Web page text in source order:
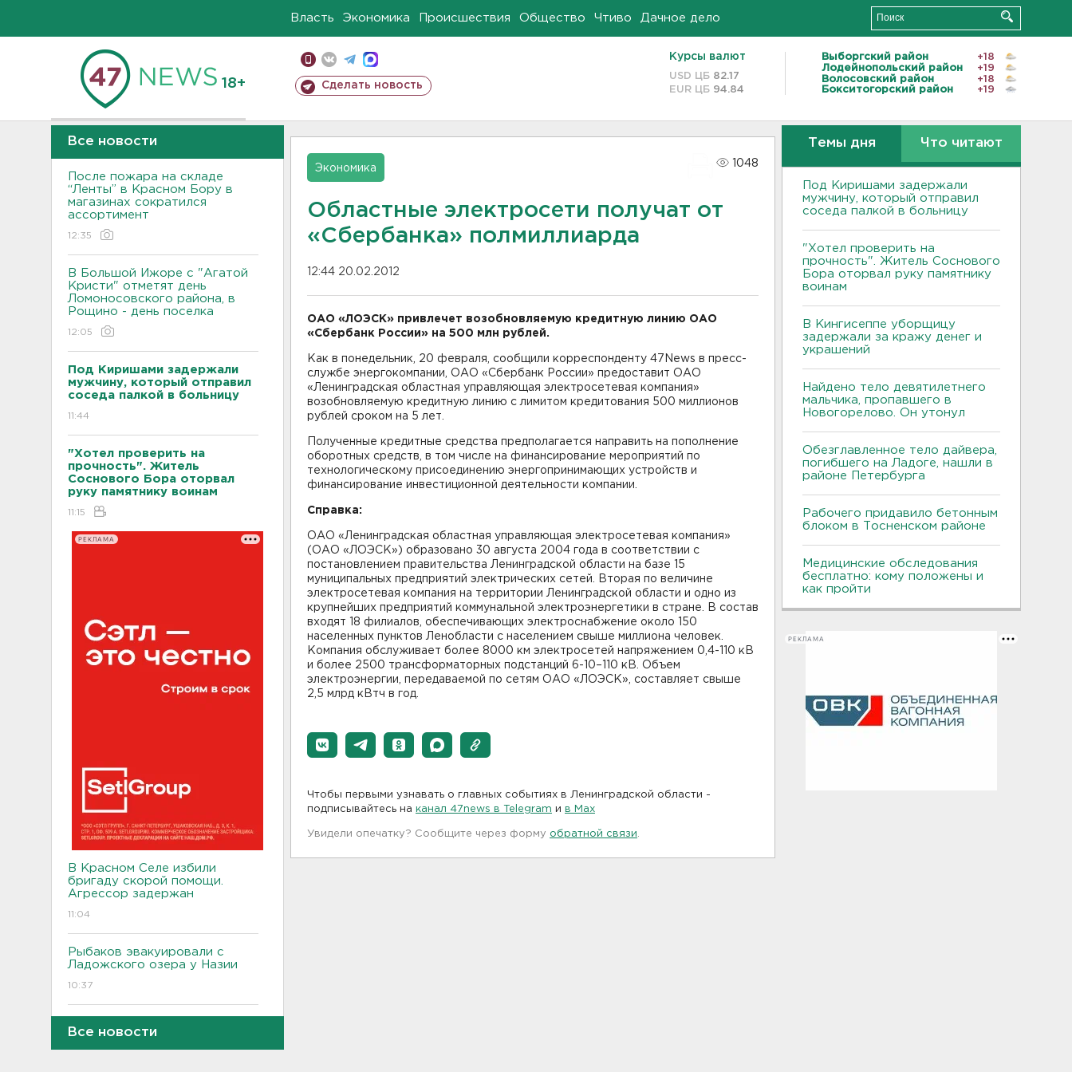
Власть Экономика Происшествия Общество Чтиво Дачное дело
18+ Сделать новость
Курсы валют
USD ЦБ 82.17
EUR ЦБ 94.84
Выборгский район
+18
Лодейнопольский район
+19
Волосовский район
+18
Бокситогорский район
+19
Все новости
После пожара на складе
“Ленты” в Красном Бору в
магазинах сократился
ассортимент
12:35
В Большой Ижоре с "Агатой
Кристи" отметят день
Ломоносовского района, в
Рощино - день поселка
12:05
Под Киришами задержали
мужчину, который отправил
соседа палкой в больницу
11:44
"Хотел проверить на
прочность". Житель
Соснового Бора оторвал
руку памятнику воинам
11:15
РЕКЛАМА
В Красном Селе избили
бригаду скорой помощи.
Агрессор задержан
11:04
Рыбаков эвакуировали с
Ладожского озера у Назии
10:37
задержали за кражу денег и
украшений
Все новости
Экономика
1048
Областные электросети получат от
«Сбербанка» полмиллиарда
12:44 20.02.2012
ОАО «ЛОЭСК» привлечет возобновляемую кредитную линию ОАО
«Сбербанк России» на 500 млн рублей.
Как в понедельник, 20 февраля, сообщили корреспонденту 47News в пресс-
службе энергокомпании, ОАО «Сбербанк России» предоставит ОАО
«Ленинградская областная управляющая электросетевая компания»
возобновляемую кредитную линию с лимитом кредитования 500 миллионов
рублей сроком на 5 лет.
Полученные кредитные средства предполагается направить на пополнение
оборотных средств, в том числе на финансирование мероприятий по
технологическому присоединению энергопринимающих устройств и
финансирование инвестиционной деятельности компании.
Справка:
ОАО «Ленинградская областная управляющая электросетевая компания»
(ОАО «ЛОЭСК») образовано 30 августа 2004 года в соответствии с
постановлением правительства Ленинградской области на базе 15
муниципальных предприятий электрических сетей. Вторая по величине
электросетевая компания на территории Ленинградской области и одно из
крупнейших предприятий коммунальной электроэнергетики в стране. В состав
входят 18 филиалов, обеспечивающих электроснабжение около 150
населенных пунктов Ленобласти с населением свыше миллиона человек.
Компания обслуживает более 8000 км электросетей напряжением 0,4-110 кВ
и более 2500 трансформаторных подстанций 6-10–110 кВ. Объем
электроэнергии, передаваемой по сетям ОАО «ЛОЭСК», составляет свыше
2,5 млрд кВтч в год.
Чтобы первыми узнавать о главных событиях в Ленинградской области -
подписывайтесь на канал 47news в Telegram и в Maх
Увидели опечатку? Сообщите через форму обратной связи
Темы дня Что читают
Под Киришами задержали
мужчину, который отправил
соседа палкой в больницу
"Хотел проверить на
прочность". Житель Соснового
Бора оторвал руку памятнику
воинам
В Кингисеппе уборщицу
задержали за кражу денег и
украшений
Найдено тело девятилетнего
мальчика, пропавшего в
Новогорелово. Он утонул
Обезглавленное тело дайвера,
погибшего на Ладоге, нашли в
районе Петербурга
Рабочего придавило бетонным
блоком в Тосненском районе
Медицинские обследования
бесплатно: кому положены и
как пройти
РЕКЛАМА